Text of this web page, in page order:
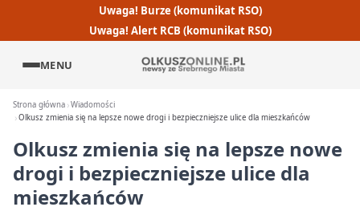
Uwaga! Burze (komunikat RSO)
Uwaga! Alert RCB (komunikat RSO)
MENU
Strona główna Wiadomości
Olkusz zmienia się na lepsze nowe drogi i bezpieczniejsze ulice dla mieszkańców
Olkusz zmienia się na lepsze nowe
drogi i bezpieczniejsze ulice dla
mieszkańców